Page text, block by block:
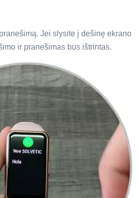
Jei slysite į dešinę ekrano
ir pranešimas bus ištrintas.